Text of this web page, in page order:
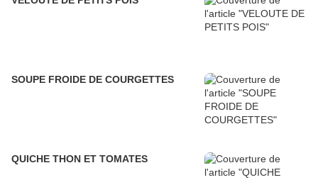
SOUPE FROIDE DE COURGETTES
QUICHE THON ET TOMATES